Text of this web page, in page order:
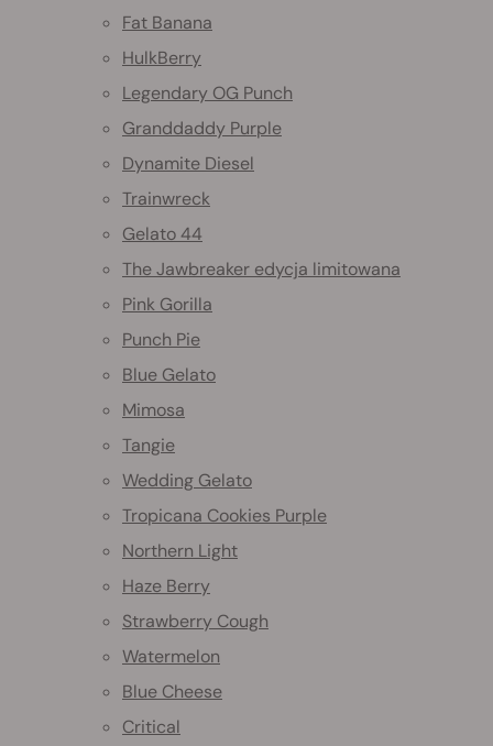
Fat Banana
HulkBerry
Legendary OG Punch
Granddaddy Purple
Dynamite Diesel
Trainwreck
Gelato 44
The Jawbreaker edycja limitowana
Pink Gorilla
Punch Pie
Blue Gelato
Mimosa
Tangie
Wedding Gelato
Tropicana Cookies Purple
Northern Light
Haze Berry
Strawberry Cough
Watermelon
Blue Cheese
Critical